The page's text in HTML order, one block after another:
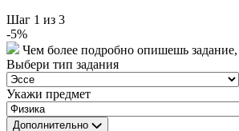
Шаг 1 из 3
-5%
Чем более подробно опишешь
Выбери тип задания
Укажи предмет
Дополнительно